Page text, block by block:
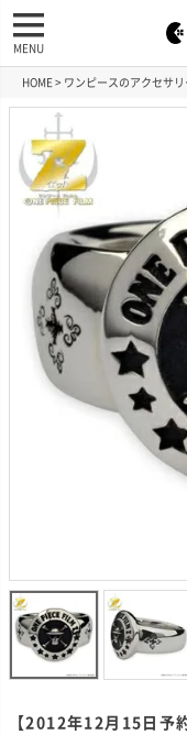
MENU
HOME ワンピースのアクセサリ
【2012年12月15日予